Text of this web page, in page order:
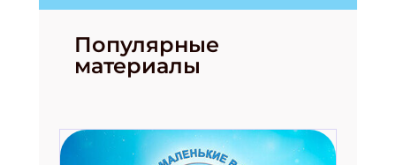
Популярные
материалы